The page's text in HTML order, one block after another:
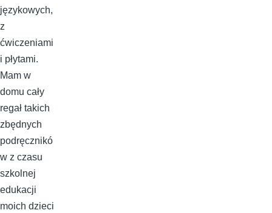
językowych,
z
ćwiczeniami
i płytami.
Mam w
domu cały
regał takich
zbędnych
podręcznikó
w z czasu
szkolnej
edukacji
moich dzieci